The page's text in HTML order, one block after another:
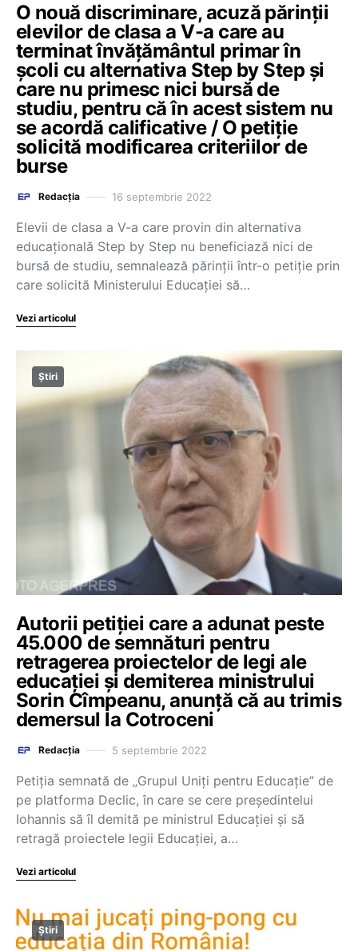
O nouă discriminare, acuză părinții
elevilor de clasa a V-a care au
terminat învățământul primar în
școli cu alternativa Step by Step și
care nu primesc nici bursă de
studiu, pentru că în acest sistem nu
se acordă calificative / O petiție
solicită modificarea criteriilor de
burse
Redacția 16 septembrie 2022
Elevii de clasa a V-a care provin din alternativa
educațională Step by Step nu beneficiază nici de
bursă de studiu, semnalează părinții într-o petiție prin
care solicită Ministerului Educației să…
Vezi articolul
Știri
Autorii petiției care a adunat peste
45.000 de semnături pentru
retragerea proiectelor de legi ale
educației și demiterea ministrului
Sorin Cîmpeanu, anunță că au trimis
demersul la Cotroceni
Redacția 5 septembrie 2022
Petiția semnată de „Grupul Uniți pentru Educație” de
pe platforma Declic, în care se cere președintelui
Iohannis să îl demită pe ministrul Educației și să
retragă proiectele legii Educației, a…
Vezi articolul
Știri